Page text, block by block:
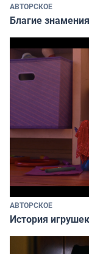
АВТОРСКОЕ
Благие
АВТОРСКОЕ
История